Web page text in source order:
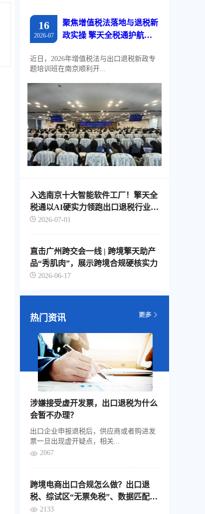
16
2026-07
聚焦增值税法落地与退税新
政实操 擎天全税通护航江
近日，2026年增值税法与出口退税新政专
题培训班在南京顺利开...
入选南京十大智能软件工厂！擎天全
税通以AI硬实力领跑出口退税行业智
能化转型
2026-07-01
直击广州跨交会一线 | 跨境擎天助产
品“秀肌肉”，展示跨境合规硬核实力
2026-06-17
热门资讯
涉嫌接受虚开发票，出口退税为什么
会暂不办理？
出口企业申报退税后，供应商或者购进发
票一旦出现虚开疑点，相关...
2067
跨境电商出口合规怎么做？出口退
税、综试区“无票免税”、数据匹配，
这4个要点要分清
2133